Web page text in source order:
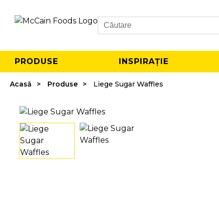
Search
PRODUSE INSPIRAȚIE
Acasă Produse Liege Sugar Waffles